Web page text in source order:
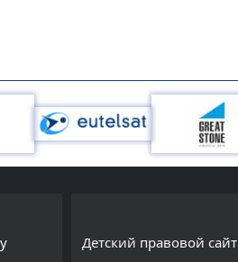
Детский правовой сайт